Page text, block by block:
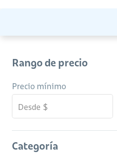
Rango de precio
Precio mínimo
Categoría